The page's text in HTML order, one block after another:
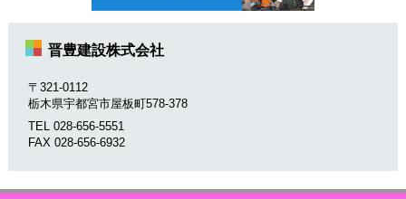
晋豊建設株式会社
〒321-0112
栃木県宇都宮市屋板町578-378
TEL 028-656-5551
FAX 028-656-6932